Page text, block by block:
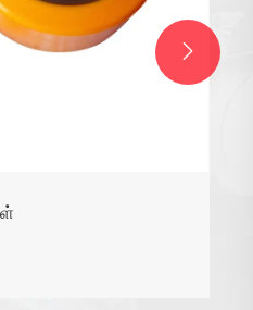
